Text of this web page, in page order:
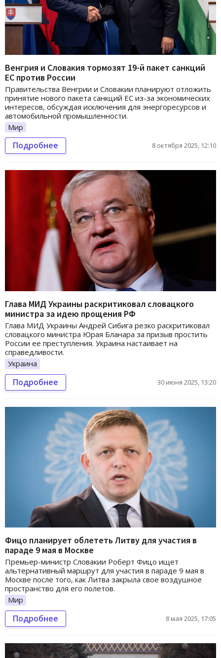
Венгрия и Словакия тормозят 19-й пакет санкций
ЕС против России
Правительства Венгрии и Словакии планируют отложить
принятие нового пакета санкций ЕС из-за экономических
интересов, обсуждая исключения для энергоресурсов и
автомобильной промышленности.
Мир
Подробнее 8 октября 2025, 12:10
Глава МИД Украины раскритиковал словацкого
министра за идею прощения РФ
Глава МИД Украины Андрей Сибига резко раскритиковал
словацкого министра Юрая Бланара за призыв простить
России ее преступления. Украина настаивает на
справедливости.
Украина
Подробнее 30 июня 2025, 13:20
Фицо планирует облететь Литву для участия в
параде 9 мая в Москве
Премьер-министр Словакии Роберт Фицо ищет
альтернативный маршрут для участия в параде 9 мая в
Москве после того, как Литва закрыла свое воздушное
пространство для его полетов.
Мир
Подробнее 8 мая 2025, 17:05